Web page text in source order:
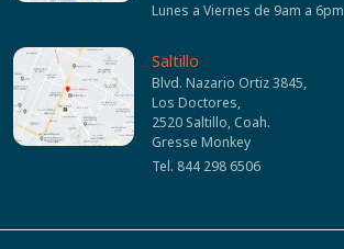
Lunes a Viernes de 9am a 6pm
Saltillo
Blvd. Nazario Ortiz 3845,
Los Doctores,
2520 Saltillo, Coah.
Gresse Monkey
Tel. 844 298 6506